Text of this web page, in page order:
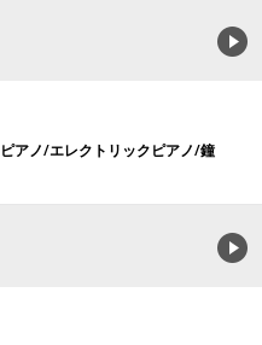
アノ/エレクトリックピアノ/鐘